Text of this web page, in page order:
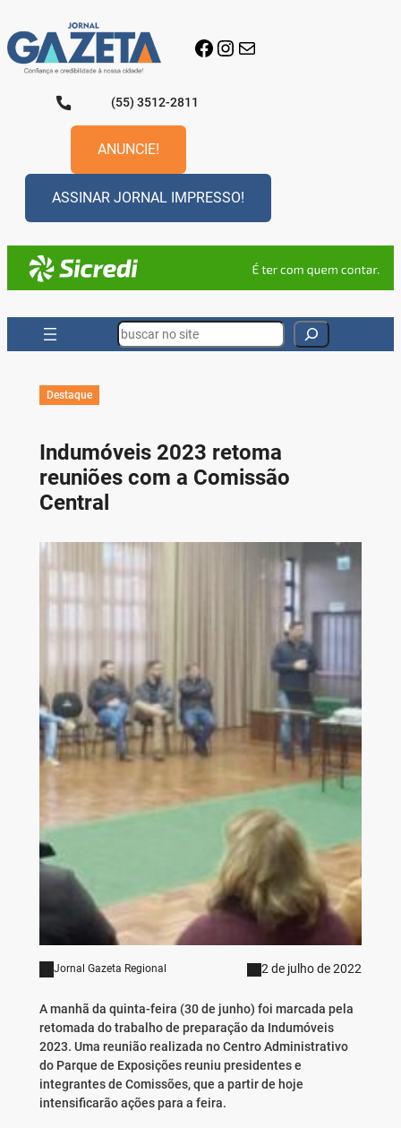
para
o
conteúdo
Facebook
Instagram
E-mail
(55) 3512-2811
ANUNCIE!
ASSINAR JORNAL IMPRESSO!
Search
Destaque
Indumóveis 2023 retoma
reuniões com a Comissão
Central
Jornal Gazeta Regional 2 de julho de 2022
A manhã da quinta-feira (30 de junho) foi marcada pela
retomada do trabalho de preparação da Indumóveis
2023. Uma reunião realizada no Centro Administrativo
do Parque de Exposições reuniu presidentes e
integrantes de Comissões, que a partir de hoje
intensificarão ações para a feira.